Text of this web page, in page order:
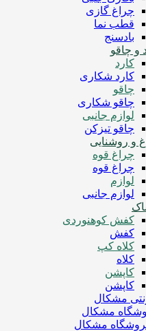
چراغ گازی
قطب نما
بادسنج
و چاقو
کارد
کارد شکاری
چاقو
چاقو شکاری
لوازم جانبی
چاقو تیزکن
و روشنایی
چراغ قوه
چراغ قوه
لوازم
لوازم جانبی
کفش کوهنوردی
کفش
کلاه کپ
کلاه
کاپشن
کاپشن
مشکال
مشکال
مشکال